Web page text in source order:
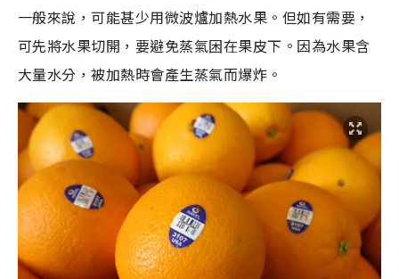
一般來說，可能甚少用微波爐加熱水果。但如有需要，
可先將水果切開，要避免蒸氣困在果皮下。因為水果含
大量水分，被加熱時會產生蒸氣而爆炸。